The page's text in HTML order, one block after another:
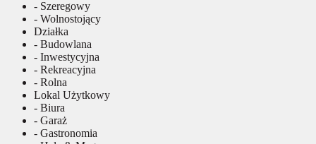
- Szeregowy
- Wolnostojący
Działka
- Budowlana
- Inwestycyjna
- Rekreacyjna
- Rolna
Lokal Użytkowy
- Biura
- Garaż
- Gastronomia